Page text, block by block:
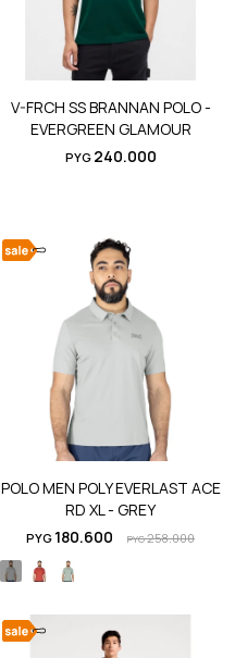
V-FRCH SS BRANNAN POLO -
EVERGREEN GLAMOUR
PYG 240.000
POLO MEN POLY EVERLAST ACE
RD XL - GREY
PYG 180.600 PYG258.000